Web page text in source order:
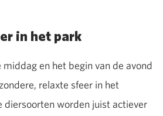
in het park
en het begin van de avond
relaxte sfeer in het
diersoorten worden juist actiever